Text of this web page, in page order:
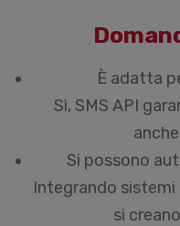
È adatta
Sì, SMS API
Si possono
Integrando sistemi
si